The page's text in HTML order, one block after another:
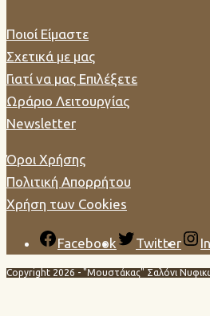
Ποιοί Είμαστε
Σχετικά με μας
Γιατί να μας Επιλέξετε
Ωράριο Λειτουργίας
Newsletter
Όροι Χρήσης
Πολιτική Απορρήτου
Χρήση των Cookies
Facebook Twitter
Copyright 2026 - "Μουστάκας" Σαλόνι